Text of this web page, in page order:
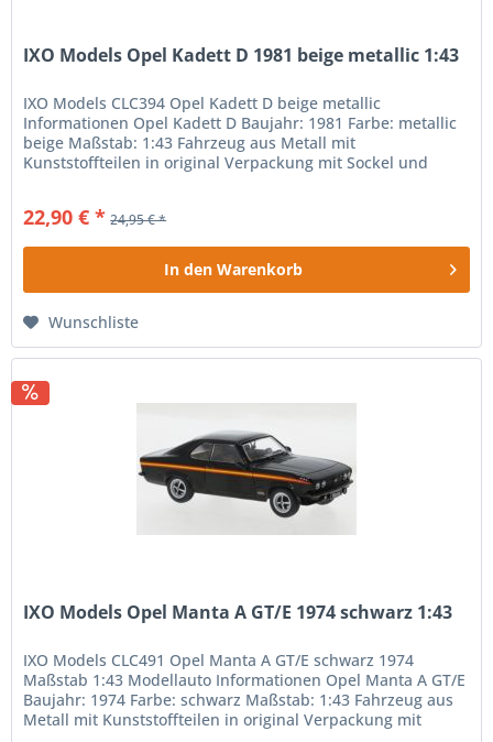
IXO Models Opel Kadett D 1981 beige metallic 1:43
IXO Models CLC394 Opel Kadett D beige metallic
Informationen Opel Kadett D Baujahr: 1981 Farbe: metallic
beige Maßstab: 1:43 Fahrzeug aus Metall mit
Kunststoffteilen in original Verpackung mit Sockel und
22,90 € * 24,95 € *
In den Warenkorb
Wunschliste
IXO Models Opel Manta A GT/E 1974 schwarz 1:43
IXO Models CLC491 Opel Manta A GT/E schwarz 1974
Maßstab 1:43 Modellauto Informationen Opel Manta A GT/E
Baujahr: 1974 Farbe: schwarz Maßstab: 1:43 Fahrzeug aus
Metall mit Kunststoffteilen in original Verpackung mit